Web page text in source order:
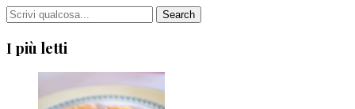
I più letti